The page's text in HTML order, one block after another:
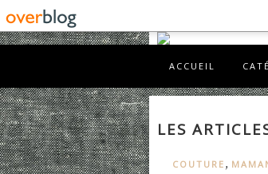
ACCUEIL
LES
COUTURE ,